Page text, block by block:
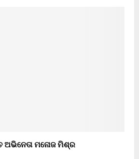
ଅଭିନେତା ମନୋଜ ମିଶ୍ର